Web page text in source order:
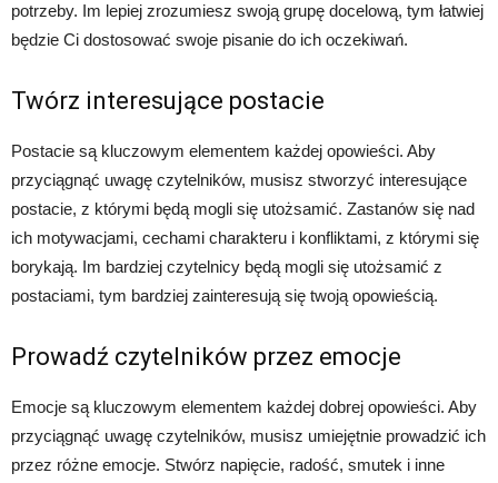
potrzeby. Im lepiej zrozumiesz swoją grupę docelową, tym łatwiej
będzie Ci dostosować swoje pisanie do ich oczekiwań.
Twórz interesujące postacie
Postacie są kluczowym elementem każdej opowieści. Aby
przyciągnąć uwagę czytelników, musisz stworzyć interesujące
postacie, z którymi będą mogli się utożsamić. Zastanów się nad
ich motywacjami, cechami charakteru i konfliktami, z którymi się
borykają. Im bardziej czytelnicy będą mogli się utożsamić z
postaciami, tym bardziej zainteresują się twoją opowieścią.
Prowadź czytelników przez emocje
Emocje są kluczowym elementem każdej dobrej opowieści. Aby
przyciągnąć uwagę czytelników, musisz umiejętnie prowadzić ich
przez różne emocje. Stwórz napięcie, radość, smutek i inne